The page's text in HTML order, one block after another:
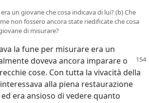
un giovane che cosa indicava di lui? (b) Che
non fossero ancora state riedificate che cosa
di misurare?
la fune per misurare era un
doveva ancora imparare o
cose. Con tutta la vivacità della
alla piena restaurazione
era ansioso di vedere quanto